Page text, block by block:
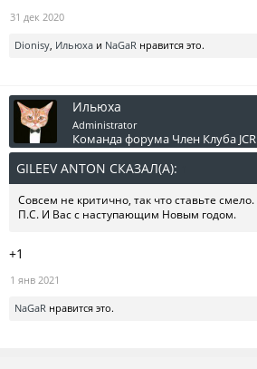
31 дек 2020
Dionisy, Ильюха и NaGaR нравится это.
Ильюха
Administrator
Команда форума Член Клуба JCR
GILEEV ANTON СКАЗАЛ(А):
Совсем не критично, так что ставьте смело.
П.С. И Вас с наступающим Новым годом.
+1
1 янв 2021
NaGaR нравится это.